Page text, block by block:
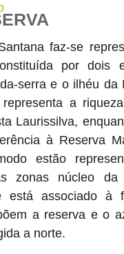
faz-se
por dois
serra e o ilhéu da
a
Laurissilva,
à Reserva
estão
zonas núcleo da
está associado à
a reserva e o
a norte.